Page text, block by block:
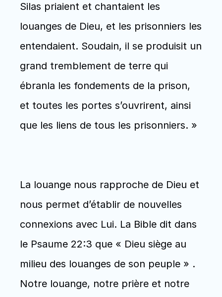
Silas priaient et chantaient les
louanges de Dieu, et les prisonniers les
entendaient. Soudain, il se produisit un
grand tremblement de terre qui
ébranla les fondements de la prison,
et toutes les portes s’ouvrirent, ainsi
que les liens de tous les prisonniers. »
La louange nous rapproche de Dieu et
nous permet d’établir de nouvelles
connexions avec Lui. La Bible dit dans
le Psaume 22:3 que « Dieu siège au
milieu des louanges de son peuple » .
Notre louange, notre prière et notre